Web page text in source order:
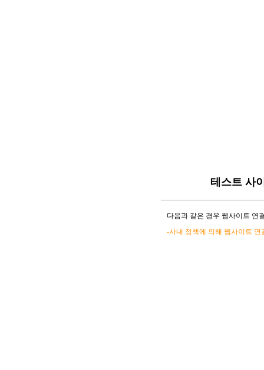
테스트 사
다음과 같은 경우 웹사이트 연
-사내 정책에 의해 웹사이트